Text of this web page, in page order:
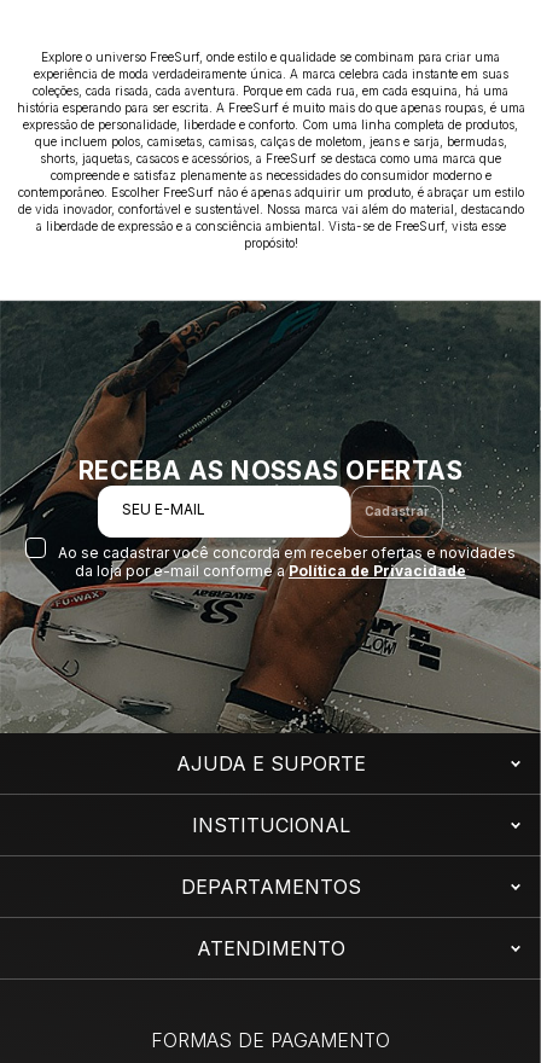
comoleashes e decks. Materiais testados por surfistas para
garantir flexibilidade e proteção térmica no mar.
Explore o universo FreeSurf, onde estilo e qualidade se combinam para criar uma
experiência de moda verdadeiramente única. A marca celebra cada instante em suas
coleções, cada risada, cada aventura. Porque em cada rua, em cada esquina, há uma
história esperando para ser escrita. A FreeSurf é muito mais do que apenas roupas, é uma
expressão de personalidade, liberdade e conforto. Com uma linha completa de produtos,
que incluem polos, camisetas, camisas, calças de moletom, jeans e sarja, bermudas,
shorts, jaquetas, casacos e acessórios, a FreeSurf se destaca como uma marca que
compreende e satisfaz plenamente as necessidades do consumidor moderno e
contemporâneo. Escolher FreeSurf não é apenas adquirir um produto, é abraçar um estilo
de vida inovador, confortável e sustentável. Nossa marca vai além do material, destacando
a liberdade de expressão e a consciência ambiental. Vista-se de FreeSurf, vista esse
propósito!
RECEBA AS NOSSAS OFERTAS
SEU E-MAIL Cadastrar
Ao se cadastrar você concorda em receber ofertas e novidades
da loja por e-mail conforme aPolítica de Privacidade
AJUDA E SUPORTE
INSTITUCIONAL
DEPARTAMENTOS
ATENDIMENTO